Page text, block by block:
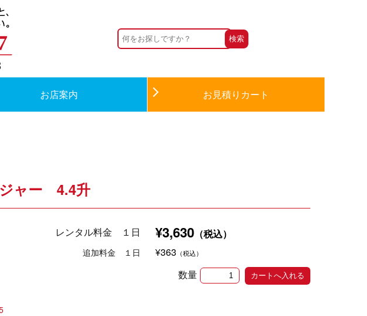
お店案内 お見積りカート
ャー 4.4升
レンタル料金 １日 ¥3,630 （税込）
追加料金 １日 ¥363 （税込）
数量